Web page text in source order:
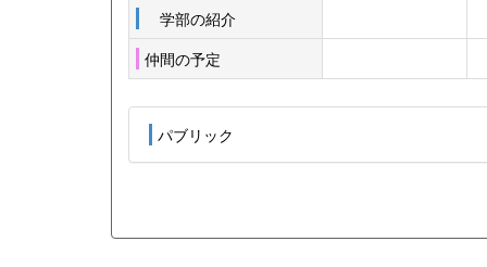
学部の紹介
仲間の予定
パブリック